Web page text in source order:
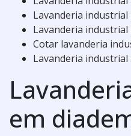
Lavanderia
Lavanderia industrial
Cotar lavanderia
Lavanderia
em